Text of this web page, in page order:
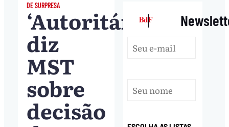
DE SURPRESA
‘Autoritária’,
diz
MST
sobre
decisão
|